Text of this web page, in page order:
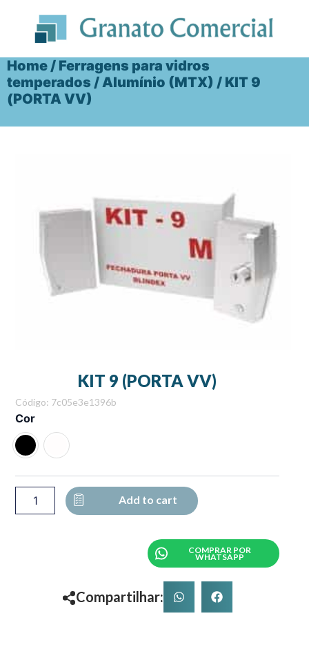
conteúdo
Home / Ferragens para vidros
temperados / Alumínio (MTX) / KIT 9
(PORTA VV)
KIT 9 (PORTA VV)
Código: 7c05e3e1396b
Cor
KIT
(PORTA
VV)
Add to cart
COMPRAR POR
WHATSAPP
Compartilhar: